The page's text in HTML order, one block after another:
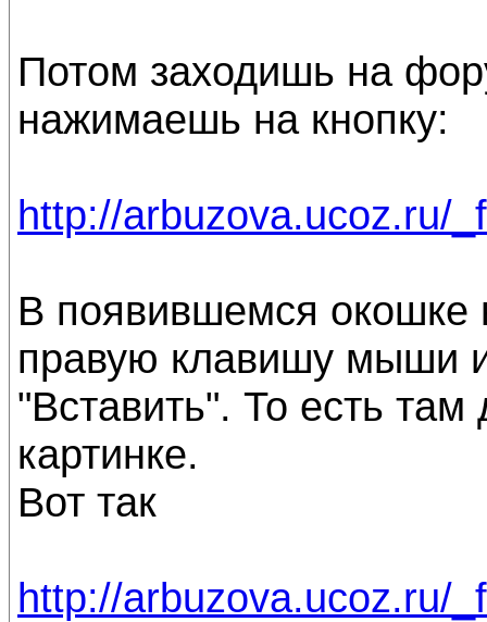
Потом заходишь на
нажимаешь на кнопку:
http://arbuzova.ucoz.ru/
В появившемся
правую клавишу мыши
"Вставить". То есть там
картинке.
Вот так
http://arbuzova.ucoz.ru/